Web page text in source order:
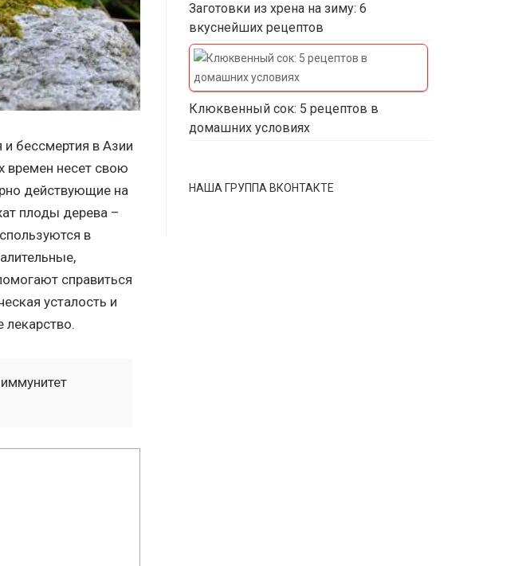
бессмертия в Азии
времен несет свою
действующие на
плоды дерева –
в
справиться
усталость и
лекарство.
Заготовки из хрена на зиму: 6
вкуснейших рецептов
Клюквенный сок: 5 рецептов в
домашних условиях
НАША ГРУППА ВКОНТАКТЕ